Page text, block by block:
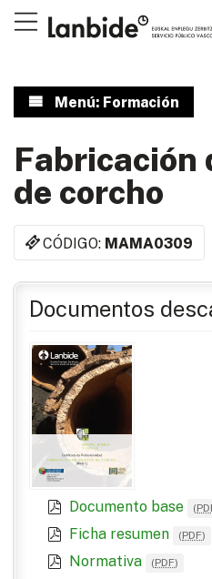
Menú: Formación
Fabricación
de corcho
CÓDIGO: MAMA0309
Documentos
Documento base (
Ficha resumen (PDF)
Normativa (PDF)